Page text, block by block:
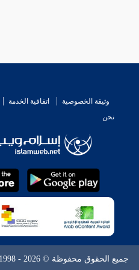
وثيقة الخصوصية اتفاقية الخدمة
نحن
جميع الحقوق محفوظة © 2026 - 1998 لشبكة إسلام ويب